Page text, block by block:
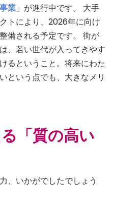
業 」が進行中です。 大手
トにより、2026年に向け
備される予定です。 街が
、若い世代が入ってきやす
るということ。将来にわた
という点でも、大きなメリ
「質の高い
、いかがでしたでしょう